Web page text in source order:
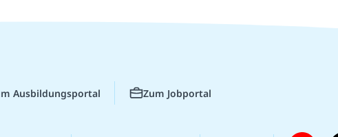
Ausbildungsportal Zum Jobportal